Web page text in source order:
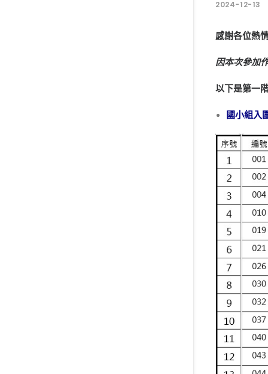
2024-12-13
感謝各位熱
因本次參加
以下是第一
國小組入